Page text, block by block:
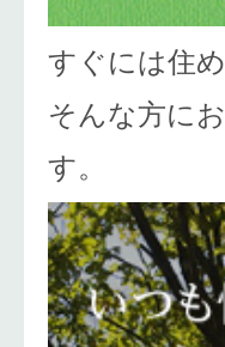
すぐには住
そんな方に
す。